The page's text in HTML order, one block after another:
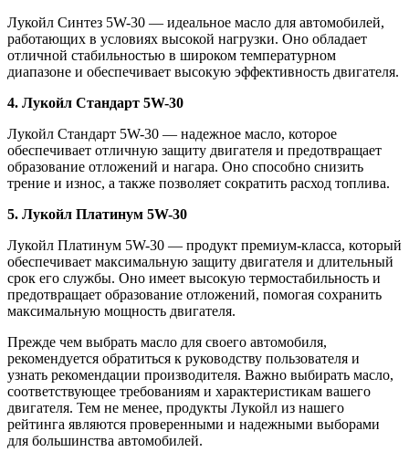
Лукойл Синтез 5W-30 — идеальное масло для автомобилей,
работающих в условиях высокой нагрузки. Оно обладает
отличной стабильностью в широком температурном
диапазоне и обеспечивает высокую эффективность двигателя.
4. Лукойл Стандарт 5W-30
Лукойл Стандарт 5W-30 — надежное масло, которое
обеспечивает отличную защиту двигателя и предотвращает
образование отложений и нагара. Оно способно снизить
трение и износ, а также позволяет сократить расход топлива.
5. Лукойл Платинум 5W-30
Лукойл Платинум 5W-30 — продукт премиум-класса, который
обеспечивает максимальную защиту двигателя и длительный
срок его службы. Оно имеет высокую термостабильность и
предотвращает образование отложений, помогая сохранить
максимальную мощность двигателя.
Прежде чем выбрать масло для своего автомобиля,
рекомендуется обратиться к руководству пользователя и
узнать рекомендации производителя. Важно выбирать масло,
соответствующее требованиям и характеристикам вашего
двигателя. Тем не менее, продукты Лукойл из нашего
рейтинга являются проверенными и надежными выборами
для большинства автомобилей.